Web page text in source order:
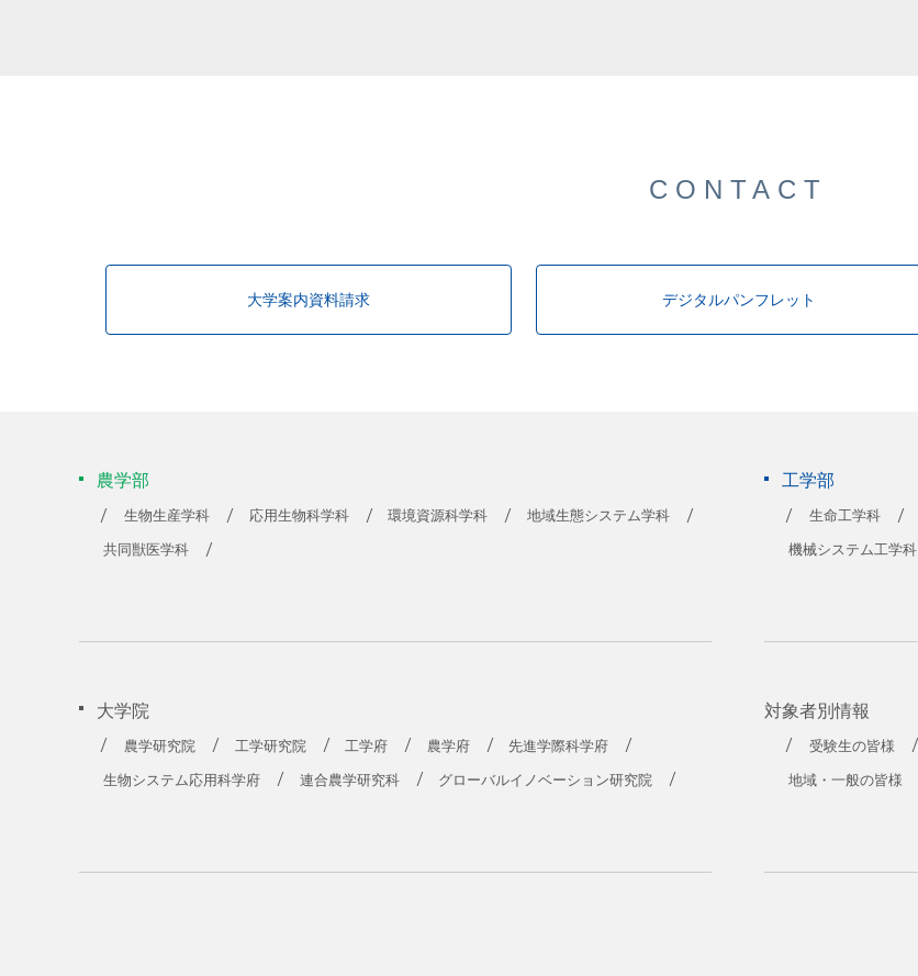
CONTACT
大学案内資料請求 デジタルパンフレット
農学部
生物生産学科 応用生物科学科 環境資源科学科 地域生態システム学科
共同獣医学科
工学部
生命工学科
機械システム工学科
大学院
農学研究院 工学研究院 工学府 農学府 先進学際科学府
生物システム応用科学府 連合農学研究科 グローバルイノベーション研究院
対象者別情報
受験生の皆様
地域・一般の皆様